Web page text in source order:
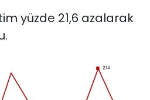
yüzde 21,6 azalarak